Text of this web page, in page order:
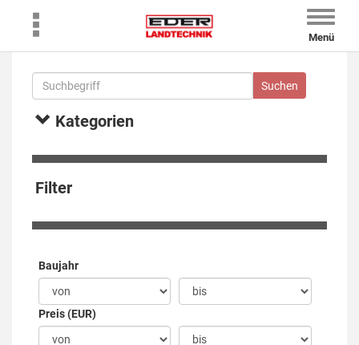
Toggle
Menü
Kategorien
Filter
Baujahr
Preis (EUR)